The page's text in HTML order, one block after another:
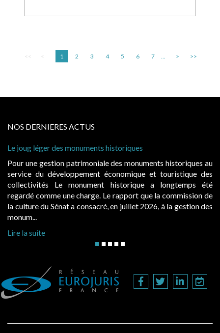
<< < 1 2 3 4 5 6 7 ... > >>
NOS DERNIERES ACTUS
historiques
des monuments historiques au
économique et touristique des
historique a longtemps été
charge. Le rapport que la commission de
a consacré, en juillet 2026, à la gestion des
Evocatrices des
également un beau
public, elles
d’occupation.